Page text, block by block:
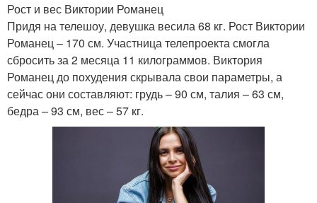
Рост и вес Виктории Романец
Придя на телешоу, девушка весила 68 кг. Рост Виктории
Романец – 170 см. Участница телепроекта смогла
сбросить за 2 месяца 11 килограммов. Виктория
Романец до похудения скрывала свои параметры, а
сейчас они составляют: грудь – 90 см, талия – 63 см,
бедра – 93 см, вес – 57 кг.